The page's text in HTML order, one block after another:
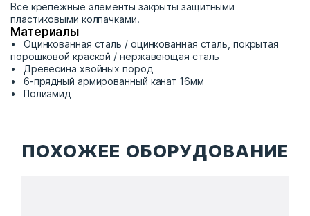
Все крепежные элементы закрыты защитными
пластиковыми колпачками.
Материалы
Оцинкованная сталь / оцинкованная сталь, покрытая
порошковой краской / нержавеющая сталь
Древесина хвойных пород
6-прядный армированный канат 16мм
Полиамид
ПОХОЖЕЕ ОБОРУДОВАНИЕ